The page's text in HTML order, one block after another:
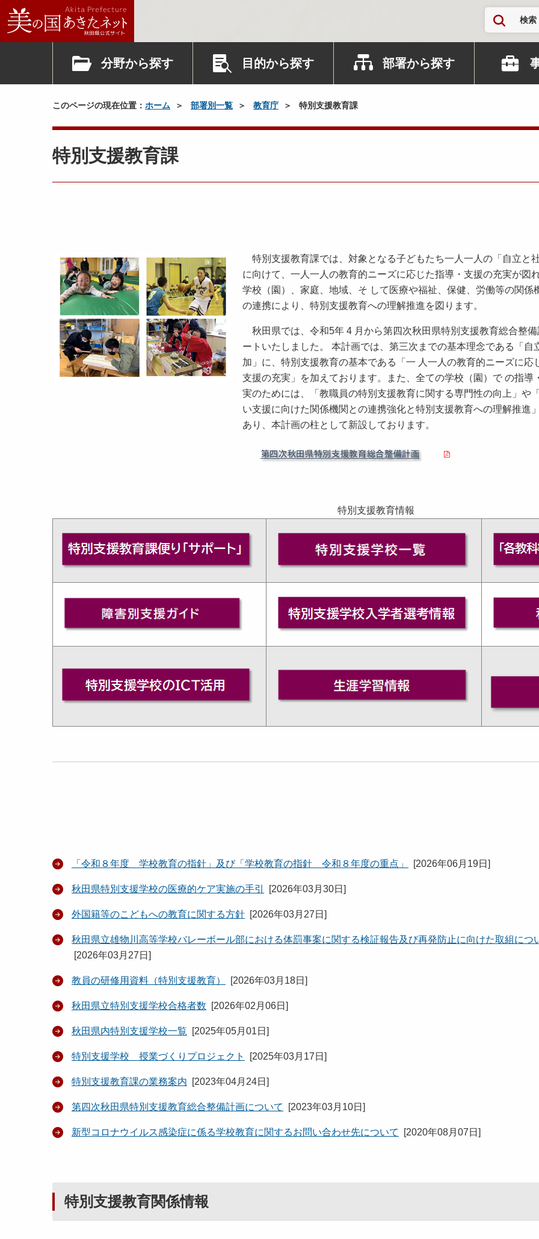
検索
分野から探す 目的から探す 部署から探す
このページの現在位置： ホーム 部署別一覧 教育庁 特別支援教育課
特別支援教育課
特別支援教育課では、対象となる子どもたち一人一人の「自立と
に向けて、一人一人の教育的ニーズに応じた指導・支援の充実が図
学校（園）、家庭、地域、そ して医療や福祉、保健、労働等の関係
の連携により、特別支援教育への理解推進を図ります。
秋田県では、令和5年 4 月から第四次秋田県特別支援教育総合整
ートいたしました。 本計画では、第三次までの基本理念である「自
加」に、特別支援教育の基本である「一 人一人の教育的ニーズに応
支援の充実」を加えております。また、全ての学校（園）で の指導
実のためには、「教職員の特別支援教育に関する専門性の向上」や
い支援に向けた関係機関との連携強化と特別支援教育への理解推進
あり、本計画の柱として新設しております。
特別支援教育情報
「令和８年度 学校教育の指針」及び「学校教育の指針 令和８年度の重点」 [2026年06月19日 ]
秋田県特別支援学校の医療的ケア実施の手引 [2026年03月30日 ]
外国籍等のこどもへの教育に関する方針 [2026年03月27日 ]
秋田県立雄物川高等学校バレーボール部における体罰事案に関する検証報告及び再発防止に向けた取組につ
[2026年03月27日 ]
教員の研修用資料（特別支援教育） [2026年03月18日 ]
秋田県立特別支援学校合格者数 [2026年02月06日 ]
秋田県内特別支援学校一覧 [2025年05月01日 ]
特別支援学校 授業づくりプロジェクト [2025年03月17日 ]
特別支援教育課の業務案内 [2023年04月24日 ]
第四次秋田県特別支援教育総合整備計画について [2023年03月10日 ]
新型コロナウイルス感染症に係る学校教育に関するお問い合わせ先について [2020年08月07日 ]
特別支援教育関係情報